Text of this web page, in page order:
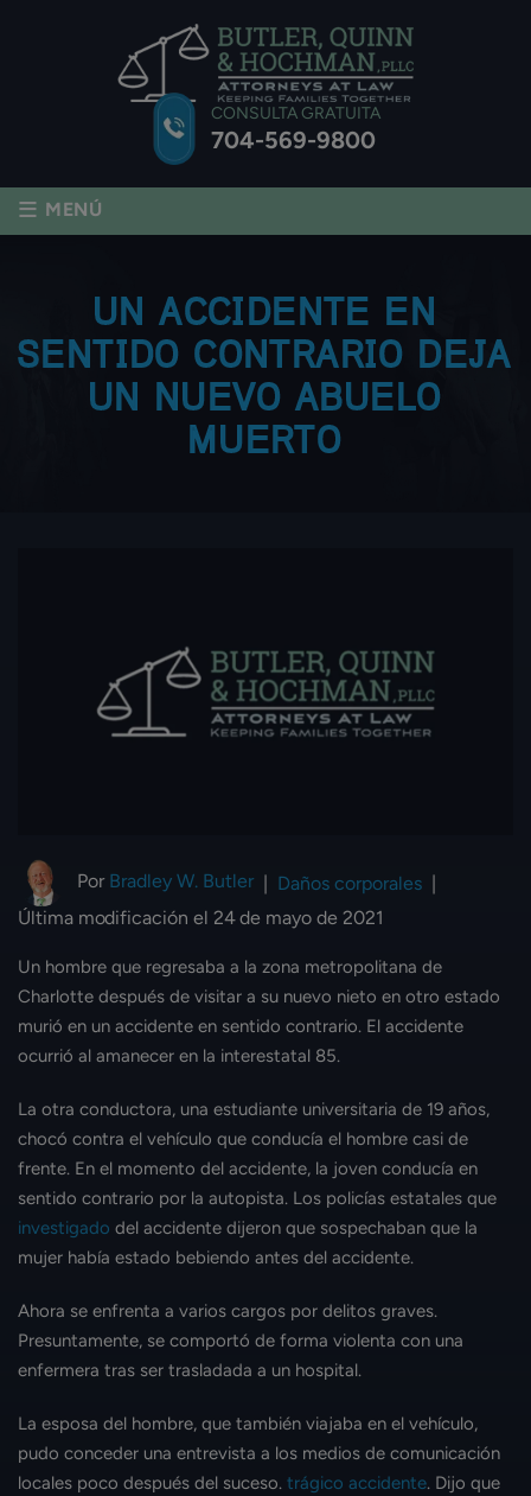
CONSULTA GRATUITA
704-569-9800
≡ MENÚ
UN ACCIDENTE EN
SENTIDO CONTRARIO DEJA
UN NUEVO ABUELO
MUERTO
Por Bradley W. Butler | Daños corporales |
Última modificación el 24 de mayo de 2021
Un hombre que regresaba a la zona metropolitana de
Charlotte después de visitar a su nuevo nieto en otro estado
murió en un accidente en sentido contrario. El accidente
ocurrió al amanecer en la interestatal 85.
La otra conductora, una estudiante universitaria de 19 años,
chocó contra el vehículo que conducía el hombre casi de
frente. En el momento del accidente, la joven conducía en
sentido contrario por la autopista. Los policías estatales que
investigado del accidente dijeron que sospechaban que la
mujer había estado bebiendo antes del accidente.
Ahora se enfrenta a varios cargos por delitos graves.
Presuntamente, se comportó de forma violenta con una
enfermera tras ser trasladada a un hospital.
La esposa del hombre, que también viajaba en el vehículo,
pudo conceder una entrevista a los medios de comunicación
locales poco después del suceso. trágico accidente. Dijo que